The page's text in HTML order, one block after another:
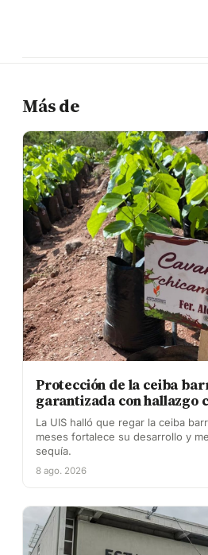
Más de
Protección de la ceiba
garantizada con hallazgo
La UIS halló que regar la ceiba
meses fortalece su desarrollo y
sequía.
8 ago. 2026